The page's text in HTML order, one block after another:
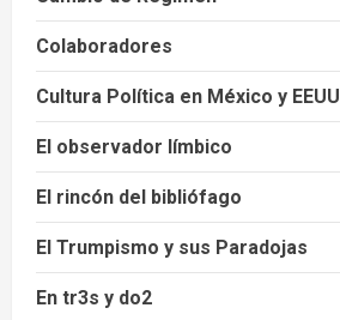
Colaboradores
Cultura Política en México y EEUU
El observador límbico
El rincón del bibliófago
El Trumpismo y sus Paradojas
En tr3s y do2